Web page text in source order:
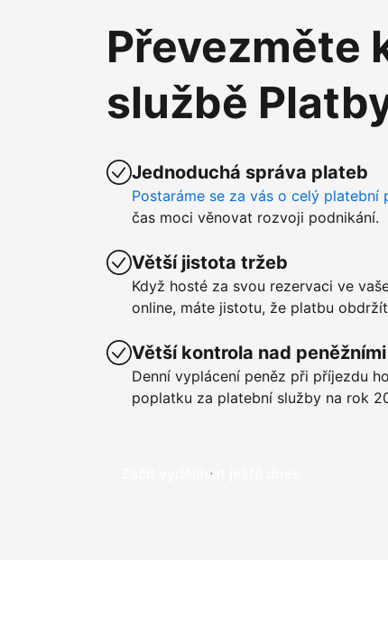
Převezměte
službě
Jednoduchá správa plateb
Postaráme se za vás o celý platební
čas moci věnovat rozvoji podnikání.
Větší jistota tržeb
Když hosté za svou rezervaci ve
online, máte jistotu, že platbu
Větší kontrola nad
Denní vyplácení peněz při příjezdu
poplatku za platební služby na rok
Začít vydělávat ještě dnes